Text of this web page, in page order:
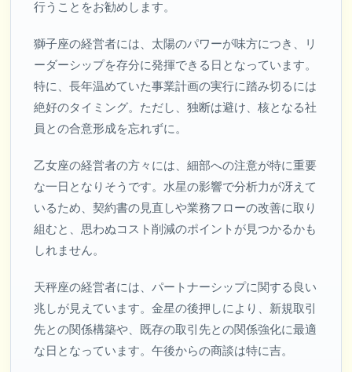
行うことをお勧めします。
獅子座の経営者には、太陽のパワーが味方につき、リ
ーダーシップを存分に発揮できる日となっています。
特に、長年温めていた事業計画の実行に踏み切るには
絶好のタイミング。ただし、独断は避け、核となる社
員との合意形成を忘れずに。
乙女座の経営者の方々には、細部への注意が特に重要
な一日となりそうです。水星の影響で分析力が冴えて
いるため、契約書の見直しや業務フローの改善に取り
組むと、思わぬコスト削減のポイントが見つかるかも
しれません。
天秤座の経営者には、パートナーシップに関する良い
兆しが見えています。金星の後押しにより、新規取引
先との関係構築や、既存の取引先との関係強化に最適
な日となっています。午後からの商談は特に吉。